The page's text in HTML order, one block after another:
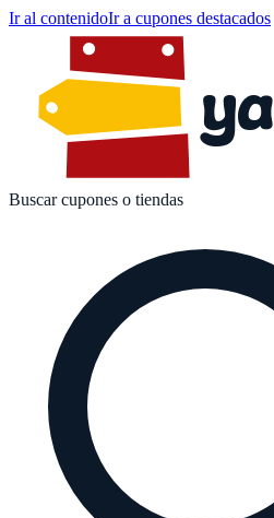
Ir al contenidoIr a cupones destacados
Buscar cupones o tiendas